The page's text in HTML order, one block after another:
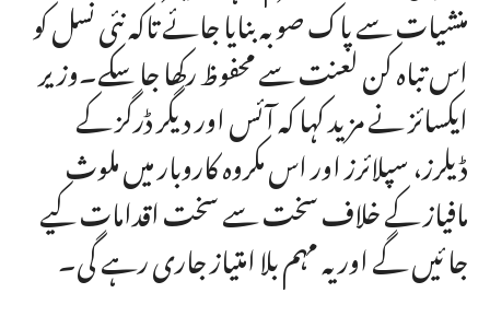
منشیات سے پاک صوبہ بنایا جائے تاکہ نئی نسل کو
اس تباہ کن لعنت سے محفوظ رکھا جا سکے۔وزیر
ایکسائز نے مزید کہا کہ آئس اور دیگر ڈرگز کے
ڈیلرز، سپلائرز اور اس مکروہ کاروبار میں ملوث
مافیاز کے خلاف سخت سے سخت اقدامات کیے
جا ئیں گے اور یہ مہم بلا امتیاز جاری رہے گی۔